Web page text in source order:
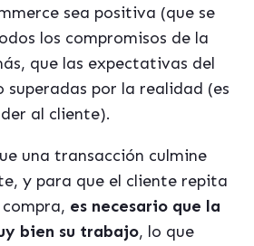
sea positiva (que se
los compromisos de la
que las expectativas del
superadas por la realidad (es
al cliente).
una transacción culmine
y para que el cliente repita
es necesario que la
bien su trabajo, lo que